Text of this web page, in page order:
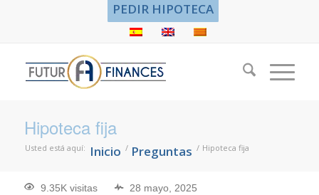
PEDIR HIPOTECA
Hipoteca fija
Usted está aquí: Inicio / Preguntas / Hipoteca fija
9.35K visitas 28 mayo, 2025